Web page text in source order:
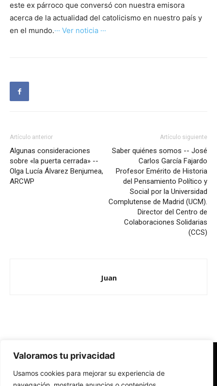
Valoramos tu privacidad
Usamos cookies para mejorar su experiencia de
este ex párroco que conversó con nuestra emisora
acerca de la actualidad del catolicismo en nuestro país y
en el mundo.··· Ver noticia ···
Artículo anterior
Algunas consideraciones
sobre «la puerta cerrada» --
Olga Lucía Álvarez Benjumea,
ARCWP
Artículo siguiente
Saber quiénes somos -- José
Carlos García Fajardo
Profesor Emérito de Historia
del Pensamiento Político y
Social por la Universidad
Complutense de Madrid (UCM).
Director del Centro de
Colaboraciones Solidarias
(CCS)
Juan
Redes Cristianas
Una mirada alternativa sobre la Iglesia católica y la sociedad
- Colectivos de Redes Cristianas